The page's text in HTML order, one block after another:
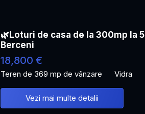
🌿Loturi de casa de la 300mp la
Berceni
18,800 €
Teren de 369 mp de vânzare Vidra
Vezi mai multe detalii